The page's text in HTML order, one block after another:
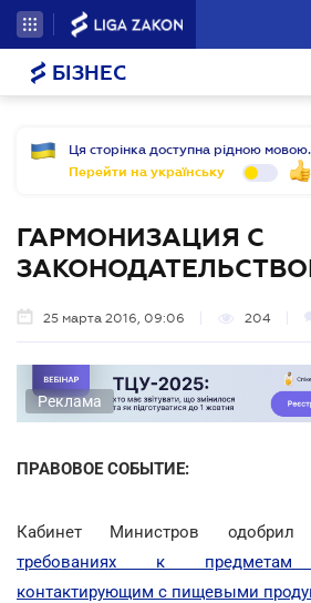
БІЗНЕС
Ця сторінка доступна рідною мовою.
Перейти на українську
ГАРМОНИЗАЦИЯ С
25 марта 2016, 09:06 204
Реклама
ПРАВОВОЕ СОБЫТИЕ:
Кабинет Министров одобрил
требованиях к
контактирующим с пищевыми